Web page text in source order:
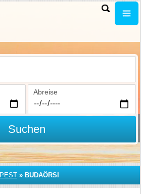
Abreise
Suchen
PEST » BUDAÖRSI